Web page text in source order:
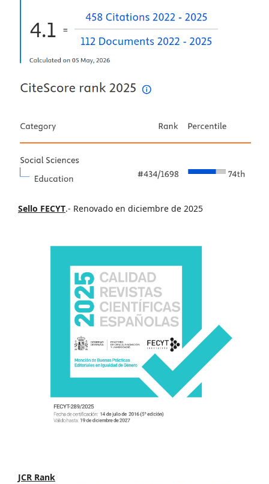
Sello FECYT.- Renovado en diciembre de 2025
JCR Rank